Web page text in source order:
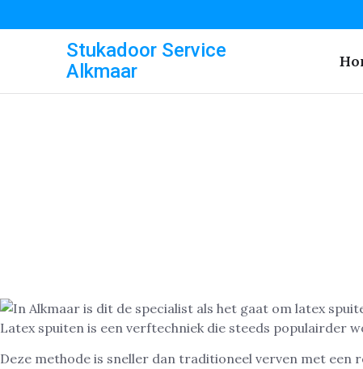
Stukadoor Service
Alkmaar
Latex spuiten is een verftechniek die steeds populairder
Deze methode is sneller dan traditioneel verven met